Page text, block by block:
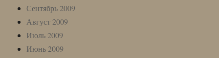
Сентябрь 2009
Август 2009
Июль 2009
Июнь 2009